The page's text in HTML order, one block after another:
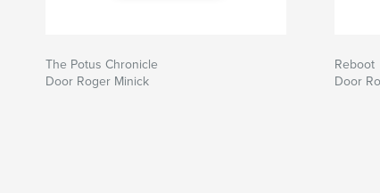
The Potus Chronicle
Door Roger Minick
Reboot
Door